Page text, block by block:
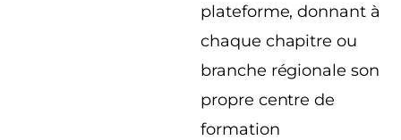
plateforme, donnant à
chaque chapitre ou
branche régionale son
propre centre de
formation